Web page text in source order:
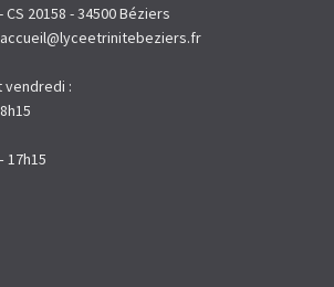
20158 - 34500 Béziers
accueil@lyceetrinitebeziers.fr
vendredi :
17h15